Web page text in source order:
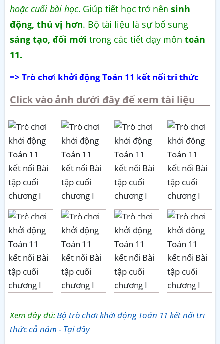
hoặc cuối bài học. Giúp tiết học trở nên sinh
động, thú vị hơn. Bộ tài liệu là sự bổ sung
sáng tạo, đổi mới trong các tiết dạy môn toán
11.
=> Trò chơi khởi động Toán 11 kết nối tri thức
Click vào ảnh dưới đây để xem tài liệu
Xem đầy đủ: Bộ trò chơi khởi động Toán 11 kết nối tri
thức cả năm - Tại đây